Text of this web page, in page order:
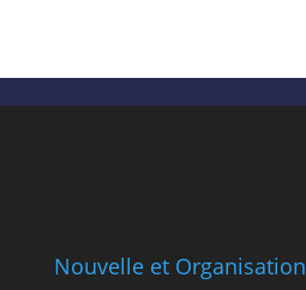
Nouvelle et Organisation